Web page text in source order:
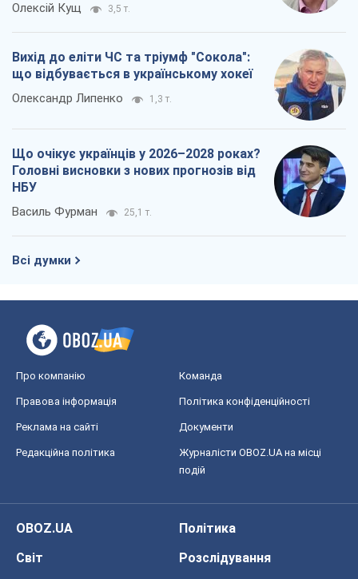
Олексій Кущ 3,5 т.
Вихід до еліти ЧС та тріумф "Сокола":
що відбувається в українському хокеї
Олександр Липенко 1,3 т.
Що очікує українців у 2026–2028 роках?
Головні висновки з нових прогнозів від
НБУ
Василь Фурман 25,1 т.
Всі думки
Про компанію Команда
Правова інформація Політика конфіденційності
Реклама на сайті Документи
Редакційна політика
Журналісти OBOZ.UA на місці
подій
OBOZ.UA
Політика
Світ
Розслідування